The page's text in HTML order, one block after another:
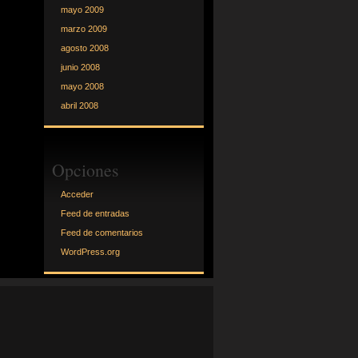
mayo 2009
marzo 2009
agosto 2008
junio 2008
mayo 2008
abril 2008
Opciones
Acceder
Feed de entradas
Feed de comentarios
WordPress.org